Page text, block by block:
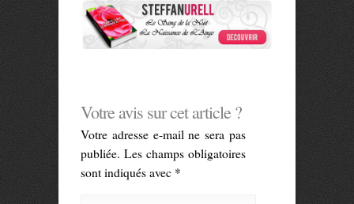
Votre avis sur cet article ?
Votre adresse e-mail ne sera pas
publiée. Les champs obligatoires
sont indiqués avec *